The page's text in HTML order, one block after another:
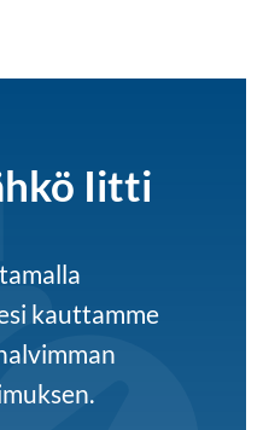
Iitti
kauttamme